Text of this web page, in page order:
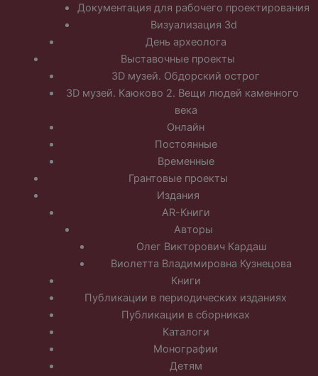
Документация для рабочего проектирования
Визуализация 3d
День археолога
Выставочные проекты
3D музей. Обдорский острог
3D музей. Каюково 2. Вещи людей каменного
века
Онлайн
Постоянные
Временные
Грантовые проекты
Издания
AR-Книги
Авторы
Олег Викторович Кардаш
Виолетта Владимировна Кузнецова
Книги
Публикации в периодических изданиях
Публикации в сборниках
Каталоги
Монографии
Детям